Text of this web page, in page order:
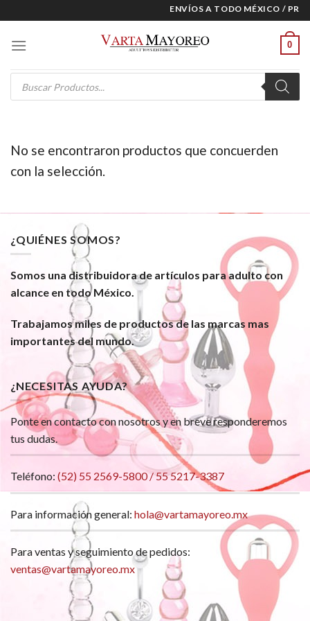
to
content
ENVÍOS A TODO MÉXICO /
0
Products
search
No se encontraron productos que concuerden
con la selección.
¿QUIÉNES SOMOS?
Somos una distribuidora de artículos para adulto con
alcance en todo México.
Trabajamos miles de productos de las marcas mas
importantes del mundo.
¿NECESITAS AYUDA?
Ponte en contacto con nosotros y en breve responderemos
tus dudas.
Teléfono: (52) 55 2569-5800 / 55 5217-3387
Para información general: hola@vartamayoreo.mx
Para ventas y seguimiento de pedidos:
ventas@vartamayoreo.mx